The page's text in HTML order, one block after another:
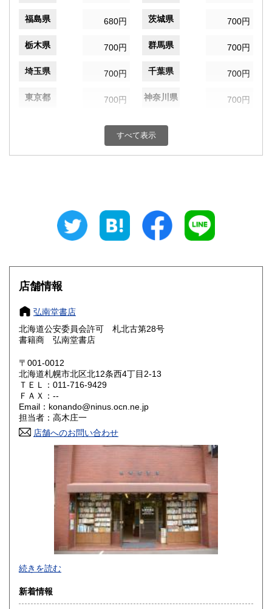
福島県 680円 茨城県 700円
栃木県 700円 群馬県 700円
埼玉県 700円 千葉県 700円
東京都 700円 神奈川県 700円
700円 富山県
720円 三重県
大阪府
奈良県
鳥取県 760円 島根県
岡山県
山口県 760円
香川県 愛媛県
高知県 760円
800円
800円 鹿児島県
2,050円
すべて表示
店舗情報
弘南堂書店
北海道公安委員会許可 札北古第28号
書籍商 弘南堂書店
〒001-0012
北海道札幌市北区北12条西4丁目2-13
ＴＥＬ：011-716-9429
ＦＡＸ：--
Email：konando@ninus.ocn.ne.jp
担当者：高木庄一
店舗へのお問い合わせ
1957年創業。北海道・樺太・千島郷土誌、日露交渉史、アイ
ヌ民族関係を中心に古地図、近代文学初版本・自筆物などを
す。
続きを読む
新着情報